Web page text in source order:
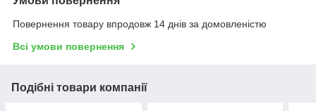
Повернення товару впродовж 14 днів за домовленістю
Всі умови повернення
Подібні товари компанії